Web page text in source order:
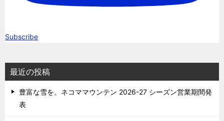
Subscribe
最近の投稿
豊富な雪を。ネコママウンテン 2026-27 シーズン営業期間発
表